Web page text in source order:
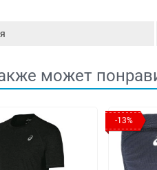
может
-13%